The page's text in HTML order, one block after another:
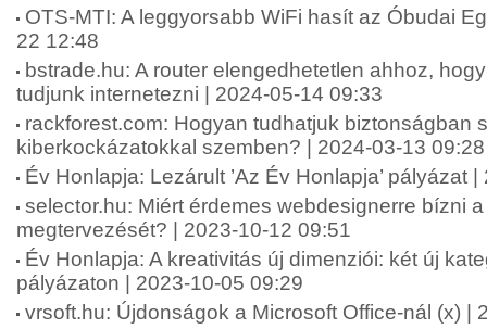
OTS-MTI: A leggyorsabb WiFi hasít az Óbudai
22 12:48
bstrade.hu: A router elengedhetetlen ahhoz,
tudjunk internetezni | 2024-05-14 09:33
rackforest.com: Hogyan tudhatjuk biztonságban
kiberkockázatokkal szemben? | 2024-03-13 09:28
Év Honlapja: Lezárult ’Az Év Honlapja’ pályázat
selector.hu: Miért érdemes webdesignerre bízni
megtervezését? | 2023-10-12 09:51
Év Honlapja: A kreativitás új dimenziói: két új
pályázaton | 2023-10-05 09:29
vrsoft.hu: Újdonságok a Microsoft Office-nál (x) |